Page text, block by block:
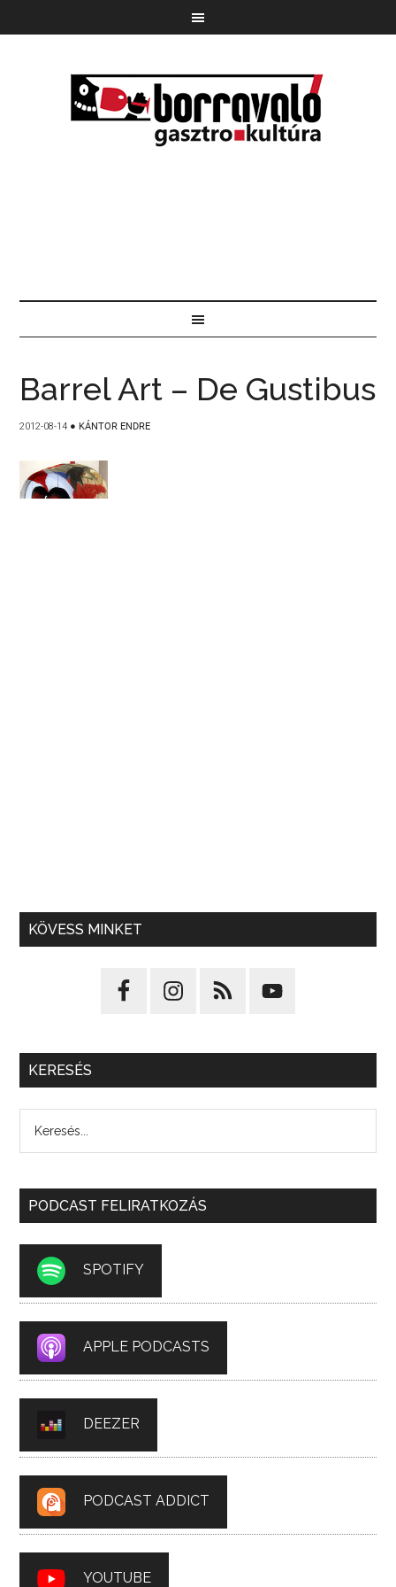
Barrel Art – De Gustibus
2012-08-14 ● KÁNTOR ENDRE
KÖVESS MINKET
KERESÉS
PODCAST FELIRATKOZÁS
SPOTIFY
APPLE PODCASTS
DEEZER
PODCAST ADDICT
YOUTUBE